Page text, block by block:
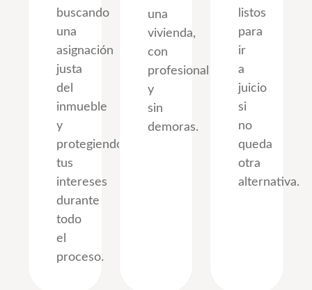
buscando
una
asignación
justa
del
inmueble
y
protegiendo
tus
intereses
durante
todo
el
proceso.
una
vivienda,
con
profesionalidad
y
sin
demoras.
listos
para
ir
a
juicio
si
no
queda
otra
alternativa.